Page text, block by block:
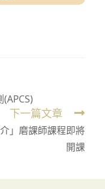
下一篇文章
」磨課師課程即將
開課